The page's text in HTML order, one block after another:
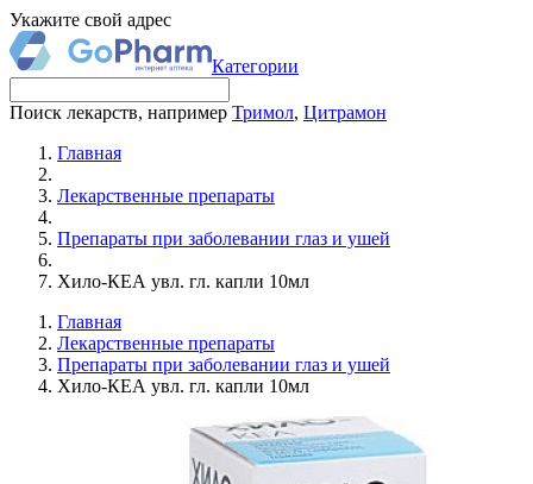
Укажите свой адрес
Категории
Поиск лекарств, например Тримол, Цитрамон
Главная
Лекарственные препараты
Препараты при заболевании глаз и ушей
Хило-КЕА увл. гл. капли 10мл
Главная
Лекарственные препараты
Препараты при заболевании глаз и ушей
Хило-КЕА увл. гл. капли 10мл